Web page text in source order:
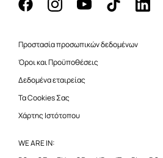
Προστασία προσωπικών δεδομένων
Όροι και Προϋποθέσεις
Δεδομένα εταιρείας
Τα Cookies Σας
Χάρτης Ιστότοπου
WE ARE IN: